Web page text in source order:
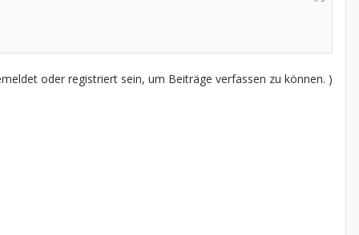
oder registriert sein, um Beiträge verfassen zu können. )